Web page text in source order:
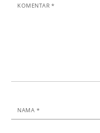
KOMENTAR*
NAMA *